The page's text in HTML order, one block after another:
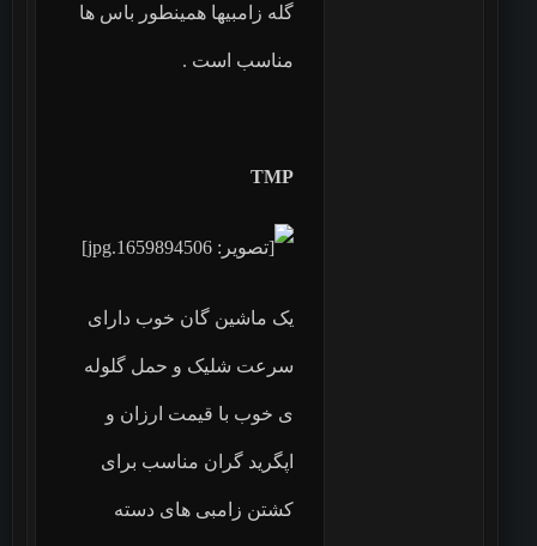
گله زامبیها همینطور باس ها
مناسب است .
TMP
یک ماشین گان خوب دارای
سرعت شلیک و حمل گلوله
ی خوب با قیمت ارزان و
اپگرید گران مناسب برای
کشتن زامبی های دسته